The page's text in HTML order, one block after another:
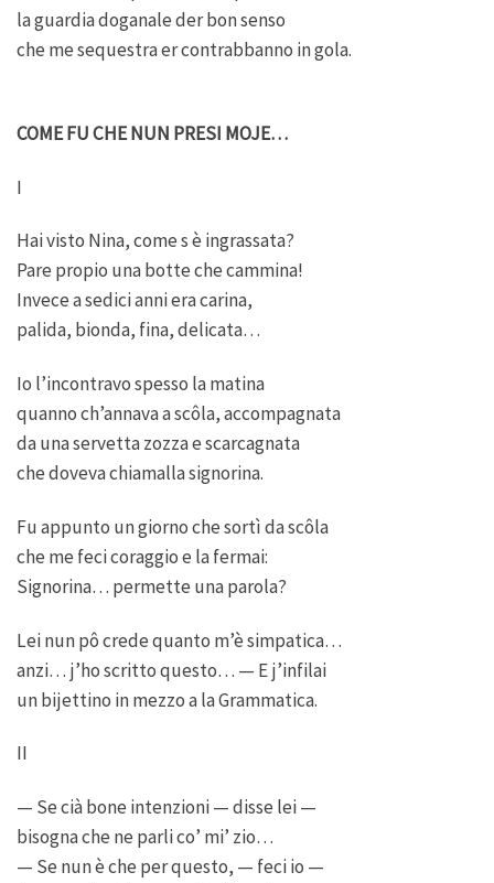
la guardia doganale der bon senso
che me sequestra er contrabbanno in gola.
COME FU CHE NUN PRESI MOJE…
I
Hai visto Nina, come s è ingrassata?
Pare propio una botte che cammina!
Invece a sedici anni era carina,
palida, bionda, fina, delicata…
Io l’incontravo spesso la matina
quanno ch’annava a scôla, accompagnata
da una servetta zozza e scarcagnata
che doveva chiamalla signorina.
Fu appunto un giorno che sortì da scôla
che me feci coraggio e la fermai:
Signorina… permette una parola?
Lei nun pô crede quanto m’è simpatica…
anzi… j’ho scritto questo… — E j’infilai
un bijettino in mezzo a la Grammatica.
II
— Se cià bone intenzioni — disse lei —
bisogna che ne parli co’ mi’ zio…
— Se nun è che per questo, — feci io —